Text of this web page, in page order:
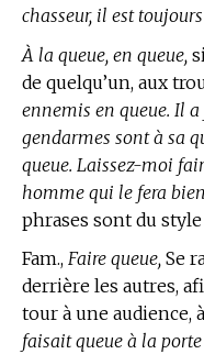
chasseur, il est
À la queue, en queue,
de quelqu’un, aux
ennemis en queue. Il
gendarmes sont à sa
queue. Laissez-moi
homme qui le fera
phrases sont du
Fam., Faire queue, Se
derrière les autres,
tour à une audience,
faisait queue à la